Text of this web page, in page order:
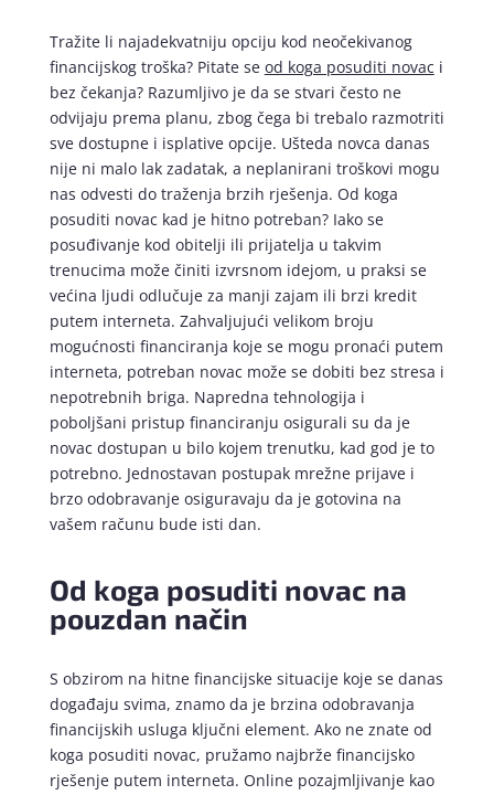
Tražite li najadekvatniju opciju kod neočekivanog
financijskog troška? Pitate se od koga posuditi novac i
bez čekanja? Razumljivo je da se stvari često ne
odvijaju prema planu, zbog čega bi trebalo razmotriti
sve dostupne i isplative opcije. Ušteda novca danas
nije ni malo lak zadatak, a neplanirani troškovi mogu
nas odvesti do traženja brzih rješenja. Od koga
posuditi novac kad je hitno potreban? Iako se
posuđivanje kod obitelji ili prijatelja u takvim
trenucima može činiti izvrsnom idejom, u praksi se
većina ljudi odlučuje za manji zajam ili brzi kredit
putem interneta. Zahvaljujući velikom broju
mogućnosti financiranja koje se mogu pronaći putem
interneta, potreban novac može se dobiti bez stresa i
nepotrebnih briga. Napredna tehnologija i
poboljšani pristup financiranju osigurali su da je
novac dostupan u bilo kojem trenutku, kad god je to
potrebno. Jednostavan postupak mrežne prijave i
brzo odobravanje osiguravaju da je gotovina na
vašem računu bude isti dan.
Od koga posuditi novac na
pouzdan način
S obzirom na hitne financijske situacije koje se danas
događaju svima, znamo da je brzina odobravanja
financijskih usluga ključni element. Ako ne znate od
koga posuditi novac, pružamo najbrže financijsko
rješenje putem interneta. Online pozajmljivanje kao